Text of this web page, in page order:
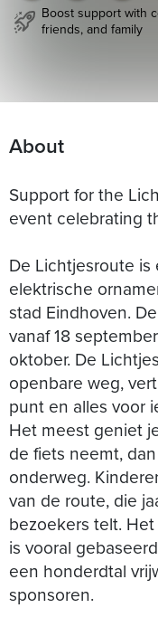
Boost support with
friends, and family
About
Support for the
event celebrating
De Lichtjesroute
elektrische
stad Eindhoven.
vanaf 18
oktober. De
openbare weg,
punt en alles voor
Het meest geniet
de fiets neemt,
onderweg.
van de route, die
bezoekers telt.
is vooral
een honderdtal
sponsoren.